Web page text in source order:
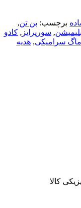
برچسب: بن تن,
, سورپرایز , کادو
ماگ سرامیکی, هدیه
کالا